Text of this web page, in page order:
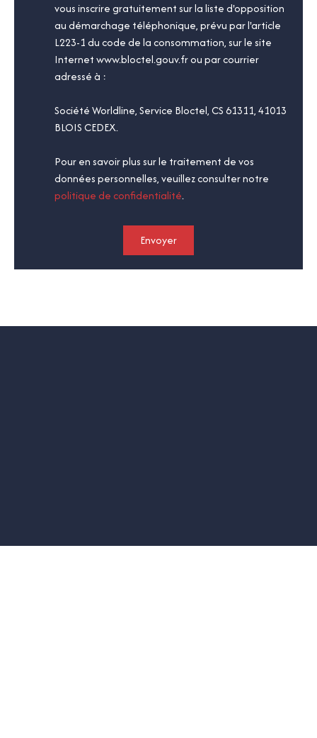
vous inscrire gratuitement sur la liste d'opposition
au démarchage téléphonique, prévu par l'article
L223-1 du code de la consommation, sur le site
Internet www.bloctel.gouv.fr ou par courrier
adressé à :
Société Worldline, Service Bloctel, CS 61311, 41013
BLOIS CEDEX.
Pour en savoir plus sur le traitement de vos
données personnelles, veuillez consulter notre
politique de confidentialité.
Envoyer